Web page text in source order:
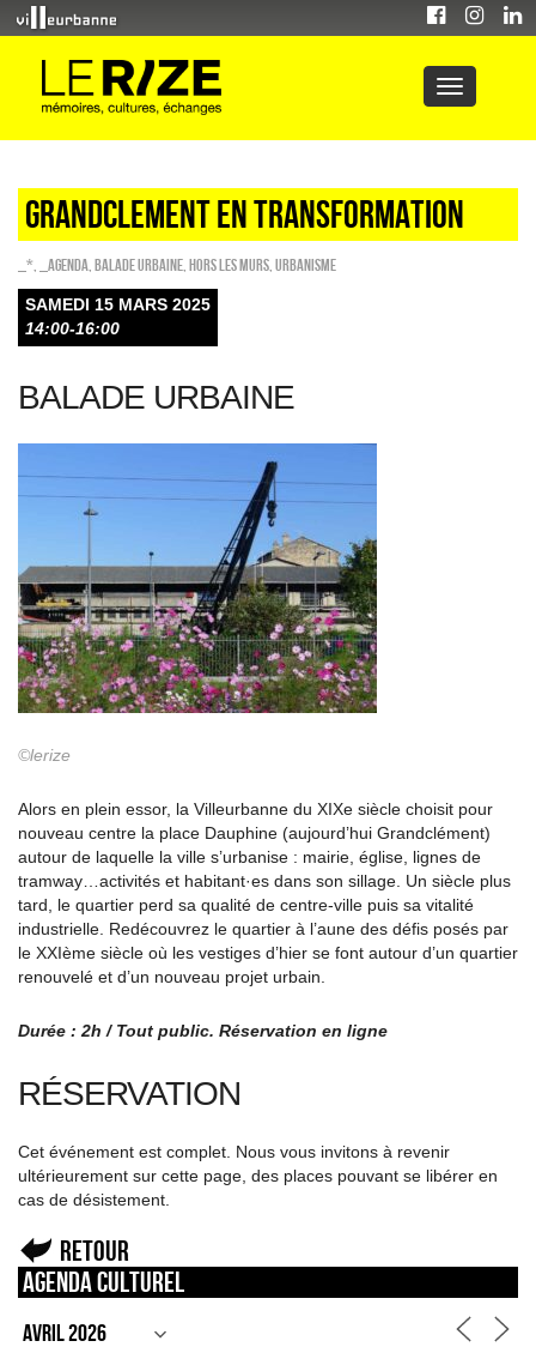
GRANDCLEMENT EN TRANSFORMATION
_* _Agenda Balade urbaine HORS LES MURS Urbanisme
SAMEDI 15 MARS 2025
14:00-16:00
BALADE URBAINE
©lerize
Alors en plein essor, la Villeurbanne du XIXe siècle choisit pour
nouveau centre la place Dauphine (aujourd’hui Grandclément)
autour de laquelle la ville s’urbanise : mairie, église, lignes de
tramway…activités et habitant·es dans son sillage. Un siècle plus
tard, le quartier perd sa qualité de centre-ville puis sa vitalité
industrielle. Redécouvrez le quartier à l’aune des défis posés par
le XXIème siècle où les vestiges d’hier se font autour d’un quartier
renouvelé et d’un nouveau projet urbain.
Durée : 2h / Tout public. Réservation en ligne
RÉSERVATION
Cet événement est complet. Nous vous invitons à revenir
ultérieurement sur cette page, des places pouvant se libérer en
cas de désistement.
Retour
Agenda culturel